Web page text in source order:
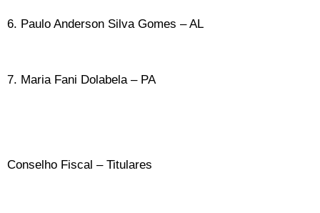
6. Paulo Anderson Silva Gomes – AL
7. Maria Fani Dolabela – PA
Conselho Fiscal – Titulares